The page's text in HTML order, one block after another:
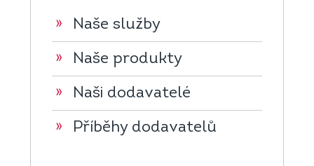
» Naše služby
» Naše produkty
» Naši dodavatelé
» Příběhy dodavatelů